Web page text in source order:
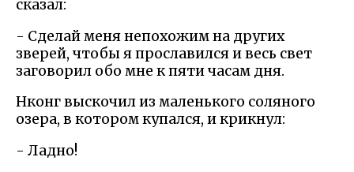
сказал:
- Сделай меня непохожим на других
зверей, чтобы я прославился и весь свет
заговорил обо мне к пяти часам дня.
Нконг выскочил из маленького соляного
озера, в котором купался, и крикнул:
- Ладно!